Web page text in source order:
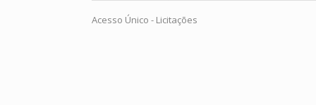
Acesso Único - Licitações